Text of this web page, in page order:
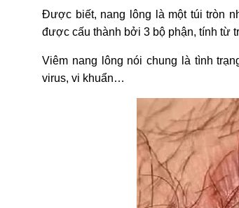
Được biết, nang lông là một túi tròn
được cấu thành bởi 3 bộ phận, tính từ
Viêm nang lông nói chung là tình
virus, vi khuẩn…